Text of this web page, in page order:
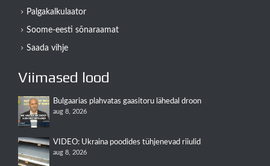
Palgakalkulaator
Soome-eesti sõnaraamat
Saada vihje
Viimased lood
Bulgaarias plahvatas gaasitoru lähedal droon
aug 8, 2026
VIDEO: Ukraina poodides tühjenevad riiulid
aug 8, 2026